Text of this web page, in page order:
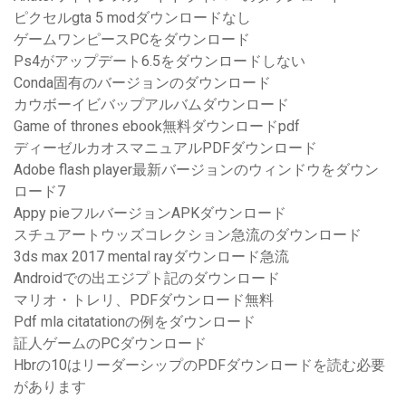
ピクセルgta 5 modダウンロードなし
ゲームワンピースPCをダウンロード
Ps4がアップデート6.5をダウンロードしない
Conda固有のバージョンのダウンロード
カウボーイビバップアルバムダウンロード
Game of thrones ebook無料ダウンロードpdf
ディーゼルカオスマニュアルPDFダウンロード
Adobe flash player最新バージョンのウィンドウをダウン
ロード7
Appy pieフルバージョンAPKダウンロード
スチュアートウッズコレクション急流のダウンロード
3ds max 2017 mental rayダウンロード急流
Androidでの出エジプト記のダウンロード
マリオ・トレリ、PDFダウンロード無料
Pdf mla citatationの例をダウンロード
証人ゲームのPCダウンロード
Hbrの10はリーダーシップのPDFダウンロードを読む必要
があります